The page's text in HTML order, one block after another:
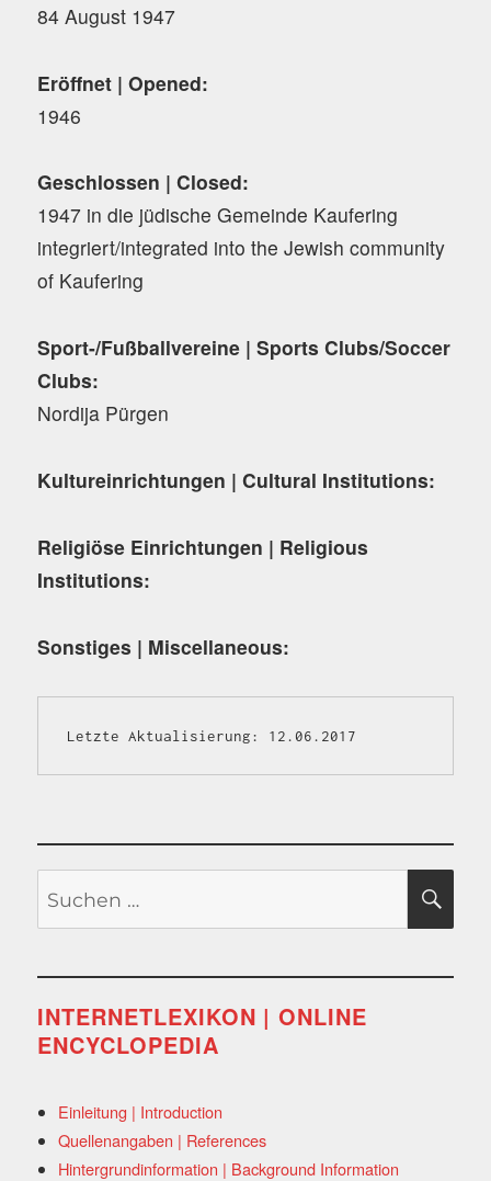
84 August 1947
Eröffnet | Opened:
1946
Geschlossen | Closed:
1947 in die jüdische Gemeinde Kaufering
integriert/integrated into the Jewish community
of Kaufering
Sport-/Fußballvereine | Sports Clubs/Soccer
Clubs:
Nordija Pürgen
Kultureinrichtungen | Cultural Institutions:
Religiöse Einrichtungen | Religious
Institutions:
Sonstiges | Miscellaneous:
Letzte Aktualisierung: 12.06.2017
nach:
INTERNETLEXIKON | ONLINE
ENCYCLOPEDIA
Einleitung | Introduction
Quellenangaben | References
Hintergrundinformation | Background Information